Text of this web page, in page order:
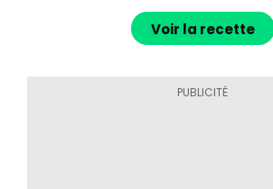
Voir la recette